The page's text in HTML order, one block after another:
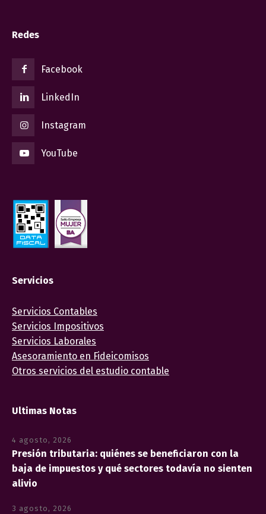
Redes
Facebook
LinkedIn
Instagram
YouTube
Servicios
Servicios Contables
Servicios Impositivos
Servicios Laborales
Asesoramiento en Fideicomisos
Otros servicios del estudio contable
Ultimas Notas
4 agosto, 2026
Presión tributaria: quiénes se beneficiaron con la
baja de impuestos y qué sectores todavía no sienten
alivio
3 agosto, 2026